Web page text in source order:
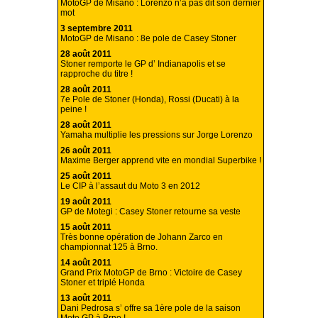
MotoGP de Misano : Lorenzo n’a pas dit son dernier
mot
3 septembre 2011
MotoGP de Misano : 8e pole de Casey Stoner
28 août 2011
Stoner remporte le GP d’ Indianapolis et se
rapproche du titre !
28 août 2011
7e Pole de Stoner (Honda), Rossi (Ducati) à la
peine !
28 août 2011
Yamaha multiplie les pressions sur Jorge Lorenzo
26 août 2011
Maxime Berger apprend vite en mondial Superbike !
25 août 2011
Le CIP à l’assaut du Moto 3 en 2012
19 août 2011
GP de Motegi : Casey Stoner retourne sa veste
15 août 2011
Très bonne opération de Johann Zarco en
championnat 125 à Brno.
14 août 2011
Grand Prix MotoGP de Brno : Victoire de Casey
Stoner et triplé Honda
13 août 2011
Dani Pedrosa s’ offre sa 1ère pole de la saison